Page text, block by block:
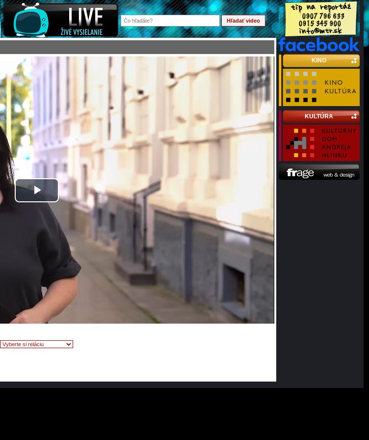
Prehrať
video
KINO
KULTÚRA